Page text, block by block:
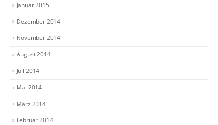
Januar 2015
Dezember 2014
November 2014
August 2014
Juli 2014
Mai 2014
März 2014
Februar 2014